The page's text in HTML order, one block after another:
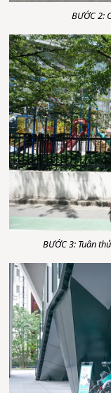
BƯỚC 2:
BƯỚC 3: Tuân